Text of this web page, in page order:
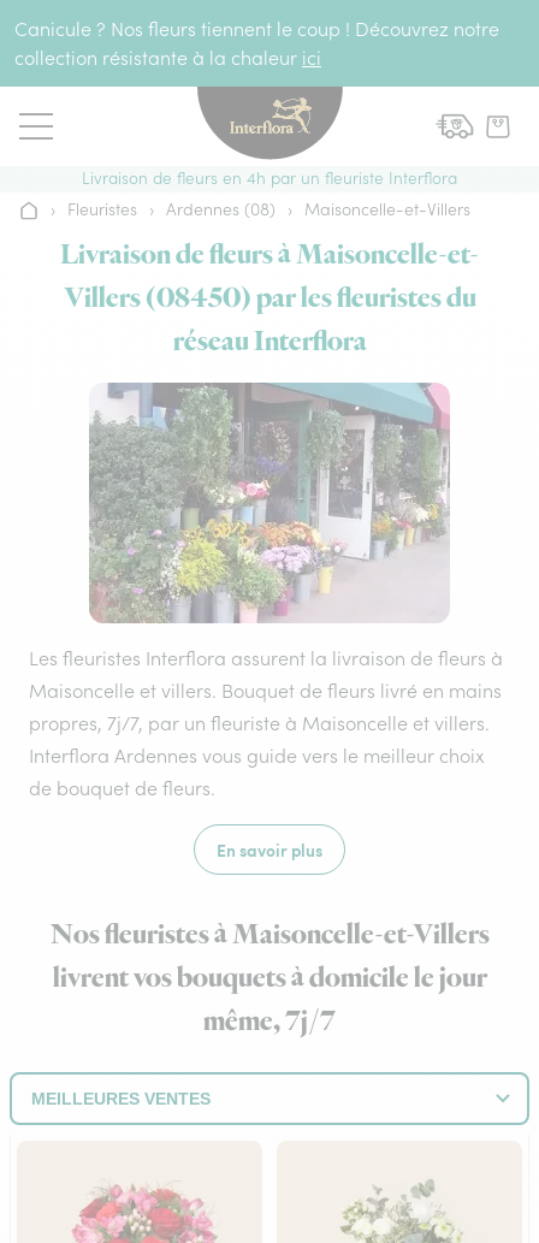
Canicule ? Nos fleurs tiennent le coup ! Découvrez notre
collection résistante à la chaleur ici
Livraison de fleurs en 4h par un fleuriste Interflora
Accueil
› Fleuristes › Ardennes (08) › Maisoncelle-et-Villers
Livraison de fleurs à Maisoncelle-et-
Villers (08450) par les fleuristes du
réseau Interflora
Les fleuristes Interflora assurent la livraison de fleurs à
Maisoncelle et villers. Bouquet de fleurs livré en mains
propres, 7j/7, par un fleuriste à Maisoncelle et villers.
Interflora Ardennes vous guide vers le meilleur choix
de bouquet de fleurs.
En savoir plus
Nos fleuristes à Maisoncelle-et-Villers
livrent vos bouquets à domicile le jour
même, 7j/7